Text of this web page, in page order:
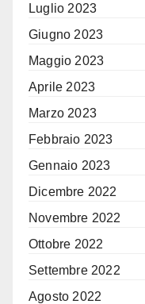
Luglio 2023
Giugno 2023
Maggio 2023
Aprile 2023
Marzo 2023
Febbraio 2023
Gennaio 2023
Dicembre 2022
Novembre 2022
Ottobre 2022
Settembre 2022
Agosto 2022